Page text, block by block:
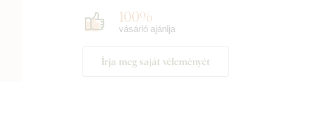
100%
vásárló ajánlja
Írja meg saját véleményét